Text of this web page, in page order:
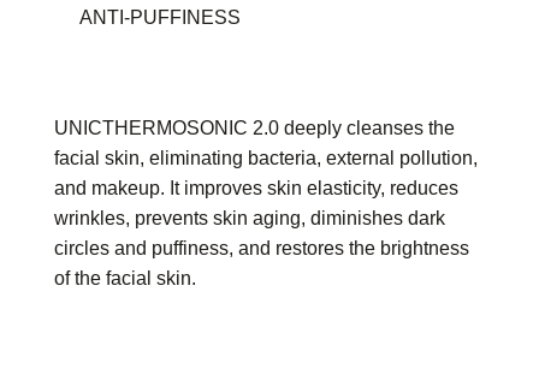
ANTI-PUFFINESS
UNICTHERMOSONIC 2.0 deeply cleanses the
facial skin, eliminating bacteria, external pollution,
and makeup. It improves skin elasticity, reduces
wrinkles, prevents skin aging, diminishes dark
circles and puffiness, and restores the brightness
of the facial skin.